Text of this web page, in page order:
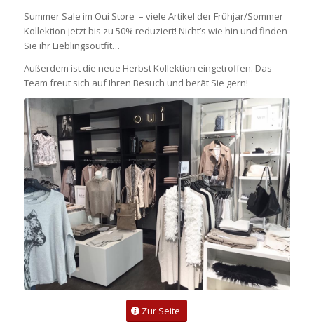
Summer Sale im Oui Store – viele Artikel der Frühjar/Sommer
Kollektion jetzt bis zu 50% reduziert! Nicht’s wie hin und finden
Sie ihr Lieblingsoutfit…
Außerdem ist die neue Herbst Kollektion eingetroffen. Das
Team freut sich auf Ihren Besuch und berät Sie gern!
Zur Seite